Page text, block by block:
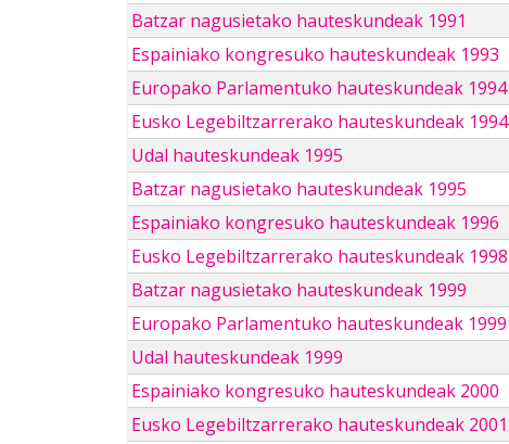
Batzar nagusietako hauteskundeak 1991
Espainiako kongresuko hauteskundeak 1993
Europako Parlamentuko hauteskundeak 1994
Eusko Legebiltzarrerako hauteskundeak 1994
Udal hauteskundeak 1995
Batzar nagusietako hauteskundeak 1995
Espainiako kongresuko hauteskundeak 1996
Eusko Legebiltzarrerako hauteskundeak 1998
Batzar nagusietako hauteskundeak 1999
Europako Parlamentuko hauteskundeak 1999
Udal hauteskundeak 1999
Espainiako kongresuko hauteskundeak 2000
Eusko Legebiltzarrerako hauteskundeak 2001